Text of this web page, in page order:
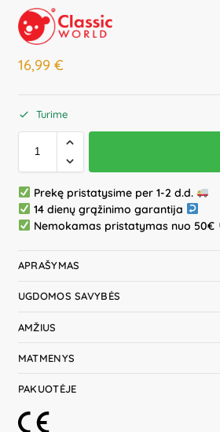
16,99 €
Turime
Prekę pristatysime per 1-2 d.d.
14 dienų grąžinimo garantija
Nemokamas pristatymas nuo 50€
APRAŠYMAS
UGDOMOS SAVYBĖS
AMŽIUS
MATMENYS
PAKUOTĖJE